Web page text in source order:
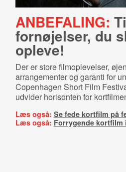
ANBEFALING: Ti
fornøjelser, du
opleve!
Der er store filmoplevelser,
arrangementer og garanti for
Copenhagen Short Film
udvider horisonten for
Læs også: Se fede kortfilm på
Læs også: Forrygende kortfilm